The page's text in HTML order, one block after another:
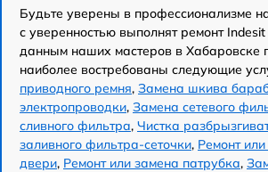
Будьте уверены в профессионализме
с уверенностью выполнят ремонт
данным наших мастеров в Хабаровске
наиболее востребованы следующие
приводного ремня, Замена шкива
электропроводки, Замена сетевого
сливного фильтра, Чистка
заливного фильтра-сеточки, Ремонт
двери, Ремонт или замена патрубка,